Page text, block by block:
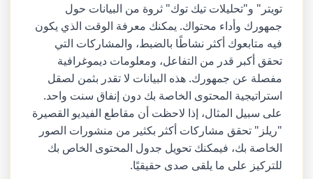
تويتر" و"تحليلات تيك توك" ثروة من البيانات حول
جمهورك وأداء محتواك. يمكنك معرفة الوقت الذي يكون
فيه متابعوك أكثر نشاطًا بالضبط، والمشاركات التي
تحقق أكبر قدر من التفاعل، ومعلومات ديموغرافية
مفصلة عن جمهورك. هذه البيانات لا تقدر بثمن لصقل
استراتيجية المحتوى الخاصة بك دون إنفاق سنت واحد.
على سبيل المثال، إذا لاحظت أن مقاطع الفيديو القصيرة
"ريلز" تحقق مشاركات أكثر بكثير من منشورات الصور
الخاصة بك، فيمكنك تحويل جدول المحتوى الخاص بك
للتركيز على ما يلقى صدى حقيقيًا.